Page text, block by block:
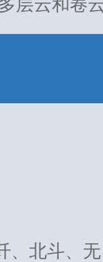
层云和卷
、北斗、无